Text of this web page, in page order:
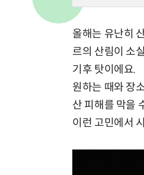
올해는 유난히
르의 산림이 소
기후 탓이에요.
원하는 때와 장
산 피해를 막을
이런 고민에서